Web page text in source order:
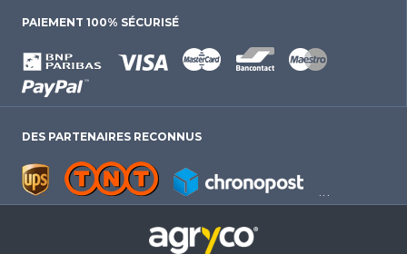
PAIEMENT 100% SÉCURISÉ
DES PARTENAIRES RECONNUS